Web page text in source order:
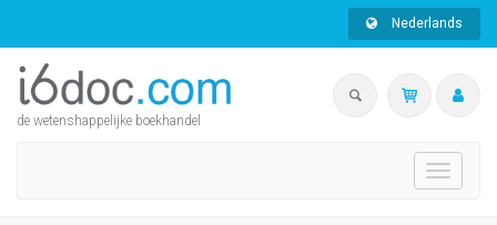
Nederlands
de wetenshappelijke boekhandel
Toggle